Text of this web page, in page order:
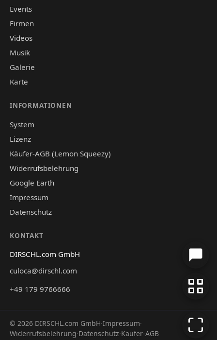
Events
Firmen
Videos
Musik
Galerie
Karte
INFORMATIONEN
System
Lizenz
Käufer-AGB (Lemon Squeezy)
Widerrufsbelehrung
Google Earth
Impressum
Datenschutz
KONTAKT
DIRSCHL.com GmbH
culoca@dirschl.com
+49 179 9766666
© 2026 DIRSCHL.com GmbH·Impressum·
Widerrufsbelehrung·Datenschutz·Käufer-AGB